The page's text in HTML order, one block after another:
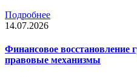
Подробнее
14.07.2026
Финансовое восстановление
правовые механизмы